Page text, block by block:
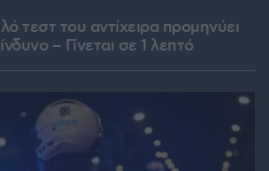
τεστ του αντίχειρα προμηνύει
– Γίνεται σε 1 λεπτό